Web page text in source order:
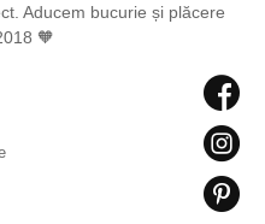
Aducem bucurie și plăcere
🧡